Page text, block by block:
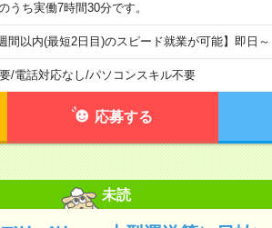
ち実働7時間30分です。
間以内(最短2日目)のスピード就業が可能】即日～
/電話対応なし/パソコンスキル不要
応募する
未読